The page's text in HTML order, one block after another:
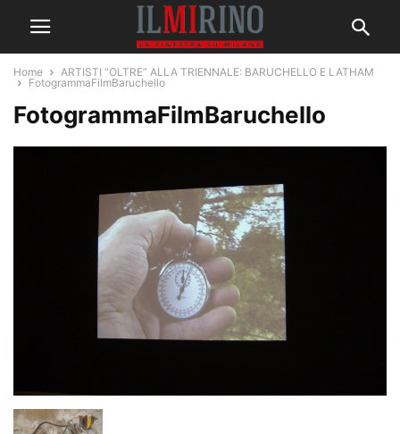
Home
ARTISTI “OLTRE” ALLA TRIENNALE: BARUCHELLO E LATHAM
FotogrammaFilmBaruchello
FotogrammaFilmBaruchello